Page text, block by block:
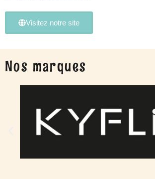
Visitez notre site
Nos marques